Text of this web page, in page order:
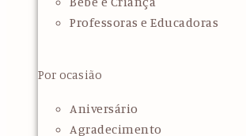
Professoras e Educadoras
Por ocasião
Aniversário
Agradecimento